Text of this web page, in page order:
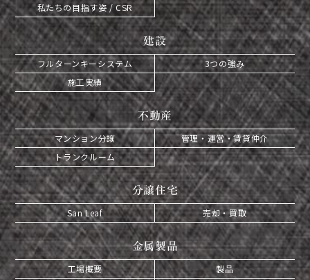
私たちの目指す姿 / CSR
建設
フルターンキーシステム
3つの強み
施工実績
不動産
マンション分譲
管理・運営・賃貸仲介
トランクルーム
分譲住宅
San Leaf 売却・買取
金属製品
工場概要
製品